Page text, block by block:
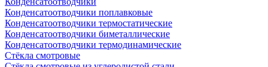
Конденсатоотводчики поплавковые
Конденсатоотводчики термостатические
Конденсатоотводчики биметаллические
Конденсатоотводчики термодинамические
Стёкла смотровые